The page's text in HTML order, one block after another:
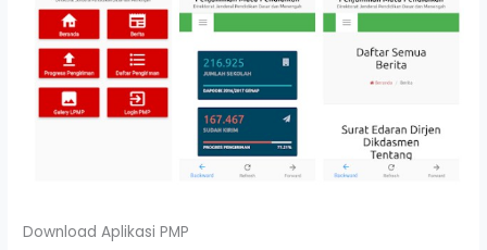
Download Aplikasi PMP